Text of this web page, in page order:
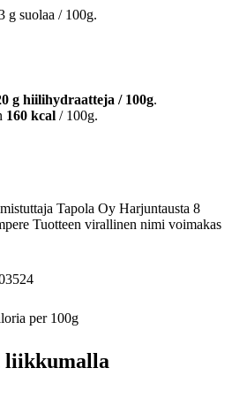
g suolaa / 100g.
g hiilihydraatteja / 100g.
160 kcal / 100g.
Tapola Oy Harjuntausta 8
Tuotteen virallinen nimi voimakas
per 100g
liikkumalla